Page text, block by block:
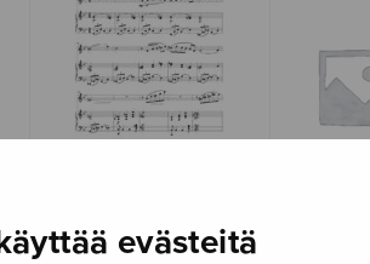
evästeitä
Romanssi, oboelle